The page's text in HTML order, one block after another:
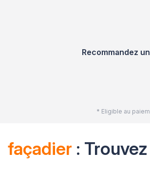
Recommandez
* Eligible au
façadier :